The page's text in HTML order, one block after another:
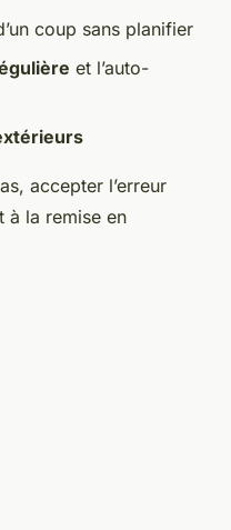
coup sans planifier
et l’auto-
accepter l’erreur
à la remise en